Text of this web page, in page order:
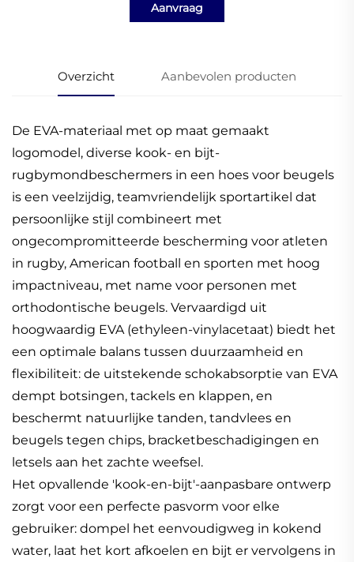
Aanvraag
Overzicht Aanbevolen producten
De EVA-materiaal met op maat gemaakt
logomodel, diverse kook- en bijt-
rugbymondbeschermers in een hoes voor beugels
is een veelzijdig, teamvriendelijk sportartikel dat
persoonlijke stijl combineert met
ongecompromitteerde bescherming voor atleten
in rugby, American football en sporten met hoog
impactniveau, met name voor personen met
orthodontische beugels. Vervaardigd uit
hoogwaardig EVA (ethyleen-vinylacetaat) biedt het
een optimale balans tussen duurzaamheid en
flexibiliteit: de uitstekende schokabsorptie van EVA
dempt botsingen, tackels en klappen, en
beschermt natuurlijke tanden, tandvlees en
beugels tegen chips, bracketbeschadigingen en
letsels aan het zachte weefsel.
Het opvallende 'kook-en-bijt'-aanpasbare ontwerp
zorgt voor een perfecte pasvorm voor elke
gebruiker: dompel het eenvoudigweg in kokend
water, laat het kort afkoelen en bijt er vervolgens in